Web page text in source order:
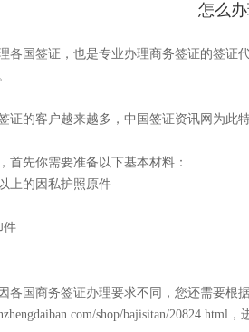
怎么
各国签证，也是专业办理商务签证的签
证的客户越来越多，中国签证资讯网为此
首先你需要准备以下基本材料：
上的因私护照原件
件
各国商务签证办理要求不同，您还需要
shop/bajisitan/20824.html